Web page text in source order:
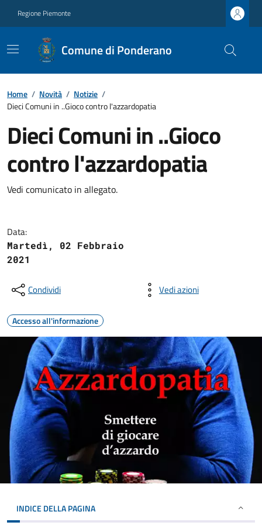
Regione Piemonte
Comune di Ponderano
Home / Novità / Notizie /
Dieci Comuni in ..Gioco contro l'azzardopatia
Dieci Comuni in ..Gioco
contro l'azzardopatia
Vedi comunicato in allegato.
Data:
Martedì, 02 Febbraio
2021
Condividi Vedi azioni
Accesso all'informazione
INDICE DELLA PAGINA